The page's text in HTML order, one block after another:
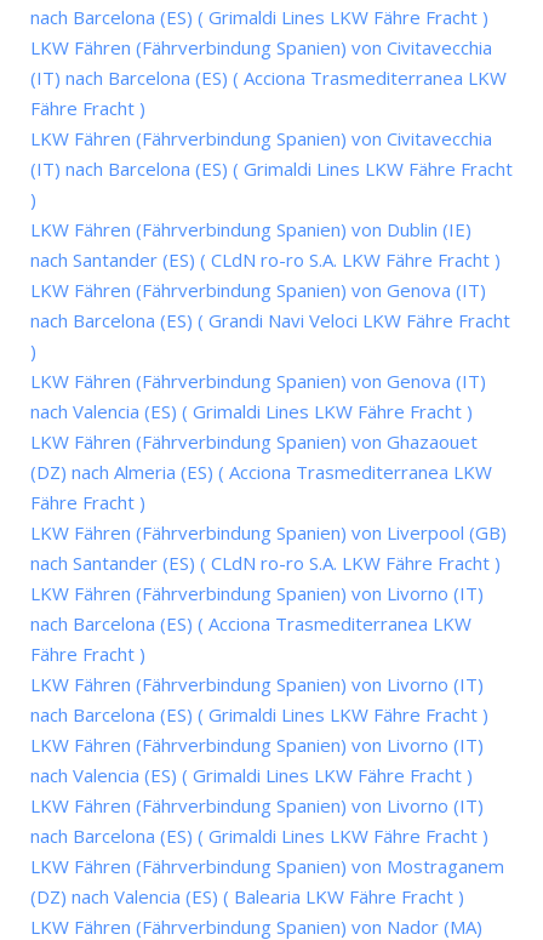
nach Barcelona (ES) ( Grimaldi Lines LKW Fähre Fracht )
LKW Fähren (Fährverbindung Spanien) von Civitavecchia
(IT) nach Barcelona (ES) ( Acciona Trasmediterranea LKW
Fähre Fracht )
LKW Fähren (Fährverbindung Spanien) von Civitavecchia
(IT) nach Barcelona (ES) ( Grimaldi Lines LKW Fähre Fracht
)
LKW Fähren (Fährverbindung Spanien) von Dublin (IE)
nach Santander (ES) ( CLdN ro-ro S.A. LKW Fähre Fracht )
LKW Fähren (Fährverbindung Spanien) von Genova (IT)
nach Barcelona (ES) ( Grandi Navi Veloci LKW Fähre Fracht
)
LKW Fähren (Fährverbindung Spanien) von Genova (IT)
nach Valencia (ES) ( Grimaldi Lines LKW Fähre Fracht )
LKW Fähren (Fährverbindung Spanien) von Ghazaouet
(DZ) nach Almeria (ES) ( Acciona Trasmediterranea LKW
Fähre Fracht )
LKW Fähren (Fährverbindung Spanien) von Liverpool (GB)
nach Santander (ES) ( CLdN ro-ro S.A. LKW Fähre Fracht )
LKW Fähren (Fährverbindung Spanien) von Livorno (IT)
nach Barcelona (ES) ( Acciona Trasmediterranea LKW
Fähre Fracht )
LKW Fähren (Fährverbindung Spanien) von Livorno (IT)
nach Barcelona (ES) ( Grimaldi Lines LKW Fähre Fracht )
LKW Fähren (Fährverbindung Spanien) von Livorno (IT)
nach Valencia (ES) ( Grimaldi Lines LKW Fähre Fracht )
LKW Fähren (Fährverbindung Spanien) von Livorno (IT)
nach Barcelona (ES) ( Grimaldi Lines LKW Fähre Fracht )
LKW Fähren (Fährverbindung Spanien) von Mostraganem
(DZ) nach Valencia (ES) ( Balearia LKW Fähre Fracht )
LKW Fähren (Fährverbindung Spanien) von Nador (MA)